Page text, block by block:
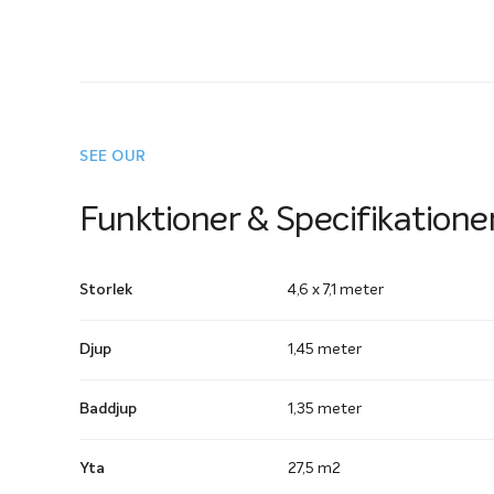
SEE OUR
Funktioner &
Storlek 4,6 x 7,1 meter
Djup 1,45 meter
Baddjup 1,35 meter
Yta 27,5 m2